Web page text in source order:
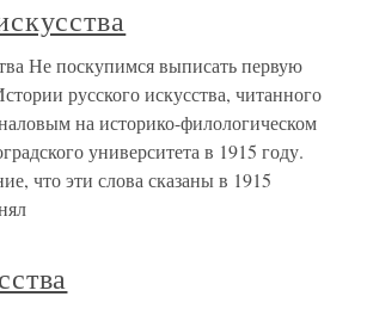
Не поскупимся выписать первую
русского искусства, читанного
на историко-филологическом
университета в 1915 году.
что эти слова сказаны в 1915